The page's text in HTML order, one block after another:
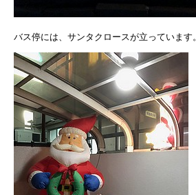
バス停には、サンタクロースが立っています。